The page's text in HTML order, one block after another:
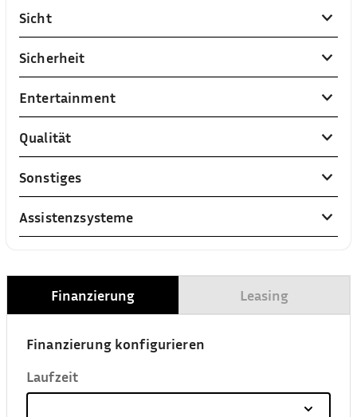
Sicht
Sicherheit
Entertainment
Qualität
Sonstiges
Assistenzsysteme
Finanzierung Leasing
Finanzierung konfigurieren
Laufzeit